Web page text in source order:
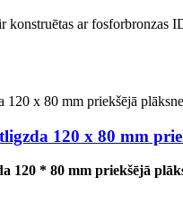
ar fosforbronzas
120 x 80 mm
120 * 80 mm priekšējā